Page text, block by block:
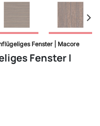
Fenster | Macore
Fenster |